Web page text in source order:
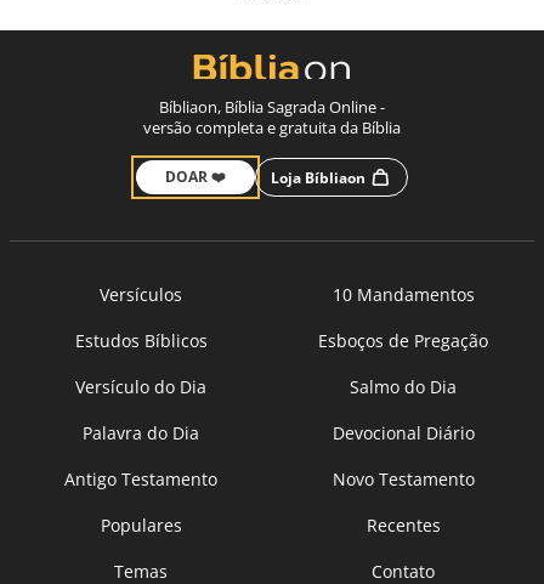
Bíbliaon, Bíblia Sagrada Online -
versão completa e gratuita da Bíblia
DOAR ❤️ Loja Bíbliaon
Versículos
10 Mandamentos
Estudos Bíblicos
Esboços de Pregação
Versículo do Dia
Salmo do Dia
Palavra do Dia
Devocional Diário
Antigo Testamento
Novo Testamento
Populares
Recentes
Temas
Contato